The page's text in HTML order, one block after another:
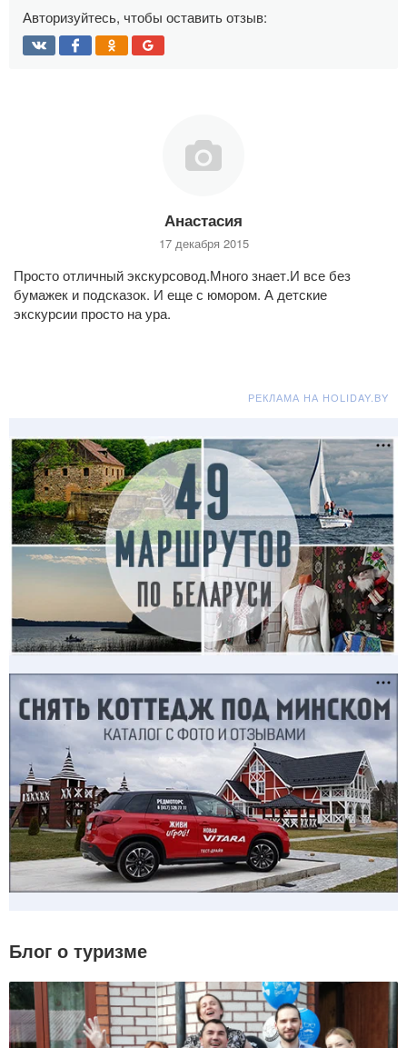
Авторизуйтесь, чтобы оставить отзыв:
Анастасия
17 декабря 2015
Просто отличный экскурсовод.Много знает.И все без
бумажек и подсказок. И еще с юмором. А детские
экскурсии просто на ура.
РЕКЛАМА НА HOLIDAY.BY
Блог о туризме